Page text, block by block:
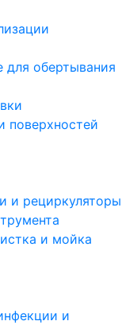
для обертывания
поверхностей
и рециркуляторы
и мойка
и